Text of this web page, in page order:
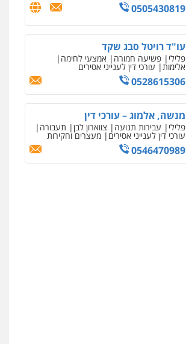
0505430819
עו"ד רויטל סבג שקד
פלילי פשיעה חמורה אמצעי לחימה
אלימות עורכי דין לענייני אסירים
0528615306
מנשה, אלמוג – עורכי דין
פלילי עבירות תנועה צווארון לבן תעבורה
עורכי דין לענייני אסירים מעצרים וחקירות
0546470989